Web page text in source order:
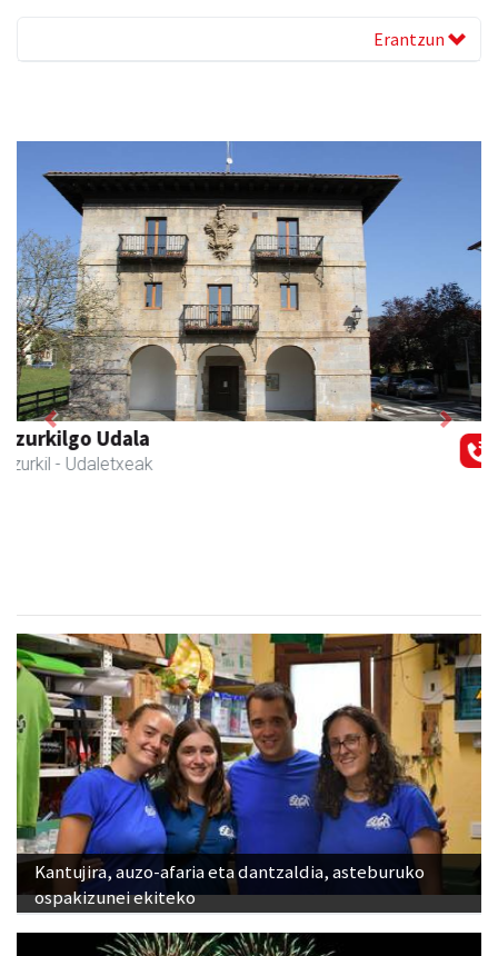
Erantzun
Previous Next
Kantujira, auzo-afaria eta dantzaldia, asteburuko
ospakizunei ekiteko